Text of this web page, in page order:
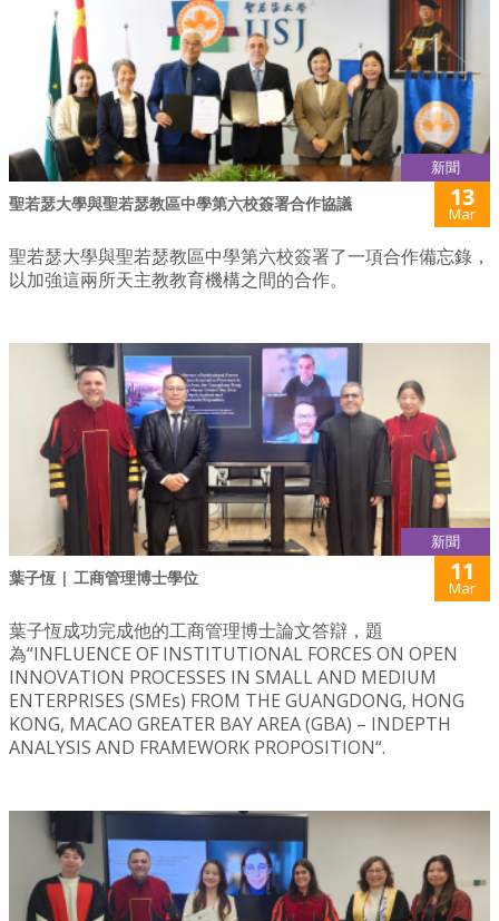
新聞
聖若瑟大學與聖若瑟教區中學第六校簽署合作協議 13
Mar
聖若瑟大學與聖若瑟教區中學第六校簽署了一項合作備忘錄，
以加強這兩所天主教教育機構之間的合作。
新聞
葉子恆 | 工商管理博士學位 11
Mar
葉子恆成功完成他的工商管理博士論文答辯，題
為“INFLUENCE OF INSTITUTIONAL FORCES ON OPEN
INNOVATION PROCESSES IN SMALL AND MEDIUM
ENTERPRISES (SMEs) FROM THE GUANGDONG, HONG
KONG, MACAO GREATER BAY AREA (GBA) – INDEPTH
ANALYSIS AND FRAMEWORK PROPOSITION“.